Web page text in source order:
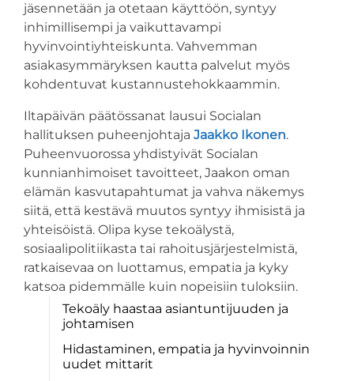
jäsennetään ja otetaan käyttöön, syntyy
inhimillisempi ja vaikuttavampi
hyvinvointiyhteiskunta. Vahvemman
asiakasymmäryksen kautta palvelut myös
kohdentuvat kustannustehokkaammin.
Iltapäivän päätössanat lausui Socialan
hallituksen puheenjohtaja Jaakko Ikonen.
Puheenvuorossa yhdistyivät Socialan
kunnianhimoiset tavoitteet, Jaakon oman
elämän kasvutapahtumat ja vahva näkemys
siitä, että kestävä muutos syntyy ihmisistä ja
yhteisöistä. Olipa kyse tekoälystä,
sosiaalipolitiikasta tai rahoitusjärjestelmistä,
ratkaisevaa on luottamus, empatia ja kyky
katsoa pidemmälle kuin nopeisiin tuloksiin.
Tekoäly haastaa asiantuntijuuden ja
johtamisen
Hidastaminen, empatia ja hyvinvoinnin
uudet mittarit